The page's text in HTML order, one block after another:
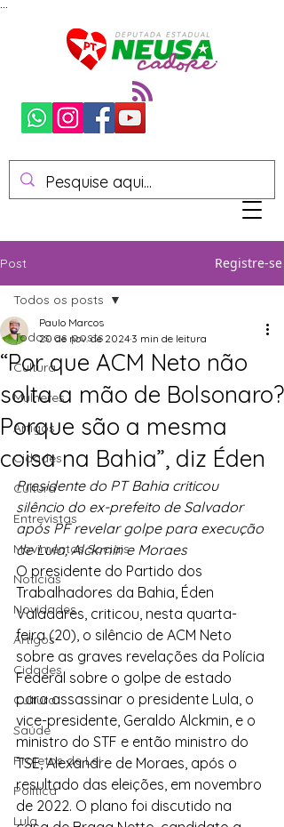
Post Registre-se
Todos os posts
Cultura
Mulheres
Artigos
Cidades
Cultura
Entrevistas
Movimentos Sociais
Notícias
Novidades
Artigos
Cidades
Cultura
Saúde
Projetos de Lei
Política
Lula
Todos os posts
“Por que ACM Neto não
solta a mão de Bolsonaro?
Porque são a mesma
coisa na Bahia”, diz Éden
Paulo Marcos
20 de nov. de 2024 3 min de leitura
Presidente do PT Bahia criticou
silêncio do ex-prefeito de Salvador
após PF revelar golpe para execução
de Lula, Alckmin e Moraes
O presidente do Partido dos
Trabalhadores da Bahia, Éden
Valadares, criticou, nesta quarta-
feira (20), o silêncio de ACM Neto
sobre as graves revelações da Polícia
Federal sobre o golpe de estado
para assassinar o presidente Lula, o
vice-presidente, Geraldo Alckmin, e o
ministro do STF e então ministro do
TSE, Alexandre de Moraes, após o
resultado das eleições, em novembro
de 2022. O plano foi discutido na